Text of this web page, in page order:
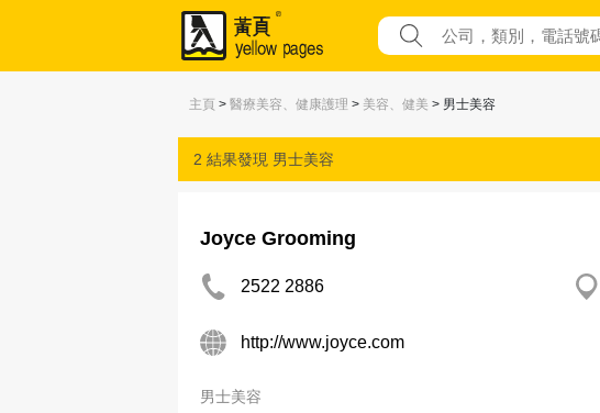
主頁 > 醫療美容、健康護理 > 美容、健美 > 男士美容
2 結果發現 男士美容
Joyce Grooming
2522 2886
http://www.joyce.com
男士美容